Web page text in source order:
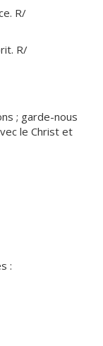
R/
R/
; garde-nous
le Christ et
: